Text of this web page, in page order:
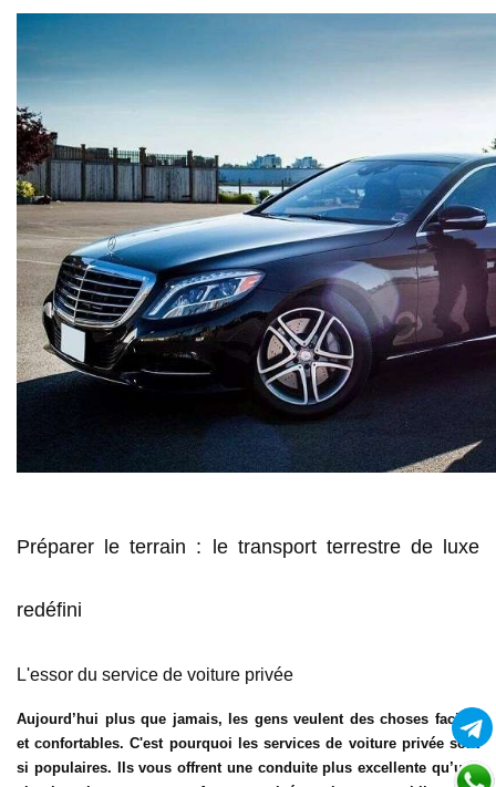
Préparer le terrain : le transport terrestre de luxe
redéfini
L'essor du service de voiture privée
Aujourd’hui plus que jamais, les gens veulent des choses faciles
et confortables. C'est pourquoi les services de voiture privée sont
si populaires. Ils vous offrent une conduite plus excellente qu’une